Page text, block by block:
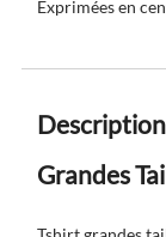
Exprimées en
Grandes